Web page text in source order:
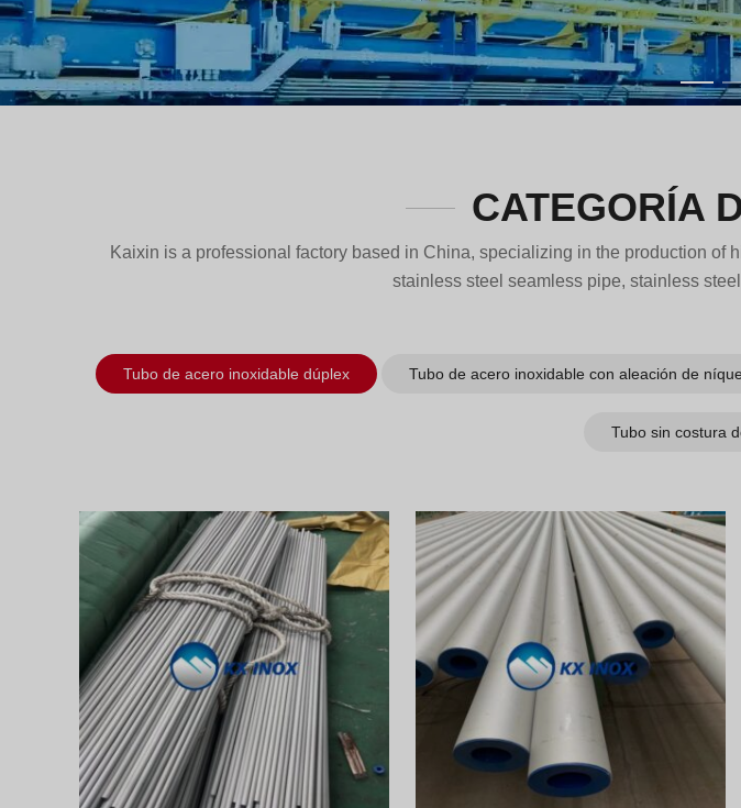
CATEGORÍA
Kaixin is a professional factory based in China, specializing in the production
stainless steel seamless pipe, stainless
Tubo de acero inoxidable dúplex Tubo de acero inoxidable con aleación de
Tubo sin costura